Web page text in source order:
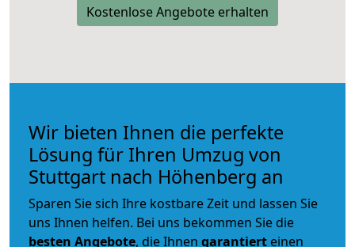
Kostenlose Angebote erhalten
Wir bieten Ihnen die perfekte
Lösung für Ihren Umzug von
Stuttgart nach Höhenberg an
Sparen Sie sich Ihre kostbare Zeit und lassen Sie
uns Ihnen helfen. Bei uns bekommen Sie die
besten Angebote, die Ihnen garantiert einen